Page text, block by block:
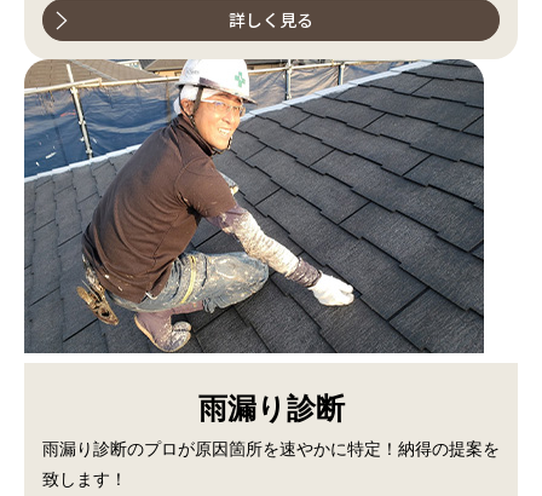
詳しく見る
雨漏り診断
雨漏り診断のプロが原因箇所を速やかに特定！納得の提案を
致します！